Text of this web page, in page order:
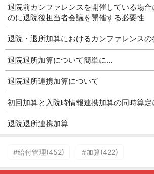
退院前カンファレンスを開催している場
のに退院後担当者会議を開催する必要性
退院・退所加算におけるカンファレンス
退院退所加算について簡単に…
退院退所連携加算について
初回加算と入院時情報連携加算の同時算定
退院退所連携加算
#給付管理(452) #加算(422)